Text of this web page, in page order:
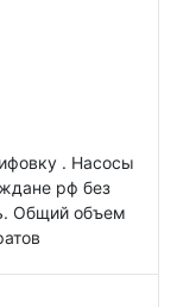
. Насосы
рф без
Общий объем